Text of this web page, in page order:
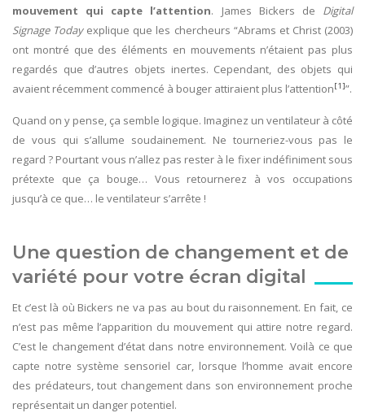
mouvement qui capte l’attention. James Bickers de Digital
Signage Today explique que les chercheurs “Abrams et Christ (2003)
ont montré que des éléments en mouvements n’étaient pas plus
regardés que d’autres objets inertes. Cependant, des objets qui
avaient récemment commencé à bouger attiraient plus l’attention[1]”.
Quand on y pense, ça semble logique. Imaginez un ventilateur à côté
de vous qui s’allume soudainement. Ne tourneriez-vous pas le
regard ? Pourtant vous n’allez pas rester à le fixer indéfiniment sous
prétexte que ça bouge… Vous retournerez à vos occupations
jusqu’à ce que… le ventilateur s’arrête !
Une question de changement et de
variété pour votre écran digital
Et c’est là où Bickers ne va pas au bout du raisonnement. En fait, ce
n’est pas même l’apparition du mouvement qui attire notre regard.
C’est le changement d’état dans notre environnement. Voilà ce que
capte notre système sensoriel car, lorsque l’homme avait encore
des prédateurs, tout changement dans son environnement proche
représentait un danger potentiel.